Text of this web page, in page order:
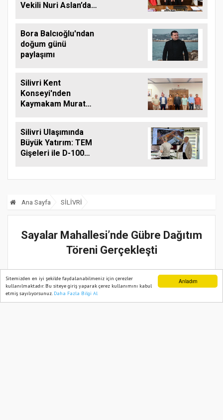
Anladım
Sitemizden en iyi şekilde faydalanabilmeniz için çerezler
kullanılmaktadır. Bu siteye giriş yaparak çerez kullanımını kabul
etmiş sayılıyorsunuz. Daha Fazla Bilgi Al
Vekili Nuri Aslan’dan
Bora Balcıoğlu'ndan
doğum günü
paylaşımı
Silivri Kent
Konseyi'nden
Kaymakam Murat
Silivri Ulaşımında
Büyük Yatırım: TEM
Gişeleri ile D-100
Ana Sayfa SİLİVRİ
Sayalar Mahallesi’nde Gübre Dağıtım
Töreni Gerçekleşti
16 Nisan, 2025, Çarşamba 23:13
Güncelleme:16 Nisan, 2025, Çarşamba 23:13
Ana Sayfa Web TV